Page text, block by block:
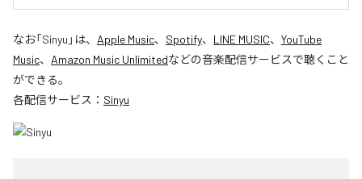
なお「Sinyu 」は、 Apple Music、 Spotify、 LINE MUSIC、 YouTube
Music、 Amazon Music Unlimitedなどの音楽配信サービスで聴くこと
ができる。
各配信サービス： Sinyu